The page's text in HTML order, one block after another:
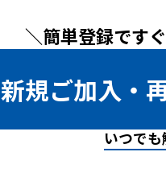
＼簡単登録です
新規ご加入・
いつで